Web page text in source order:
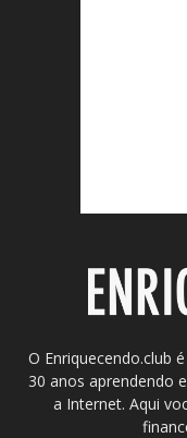
O Enriquecendo.club
30 anos aprendendo
a Internet. Aqui